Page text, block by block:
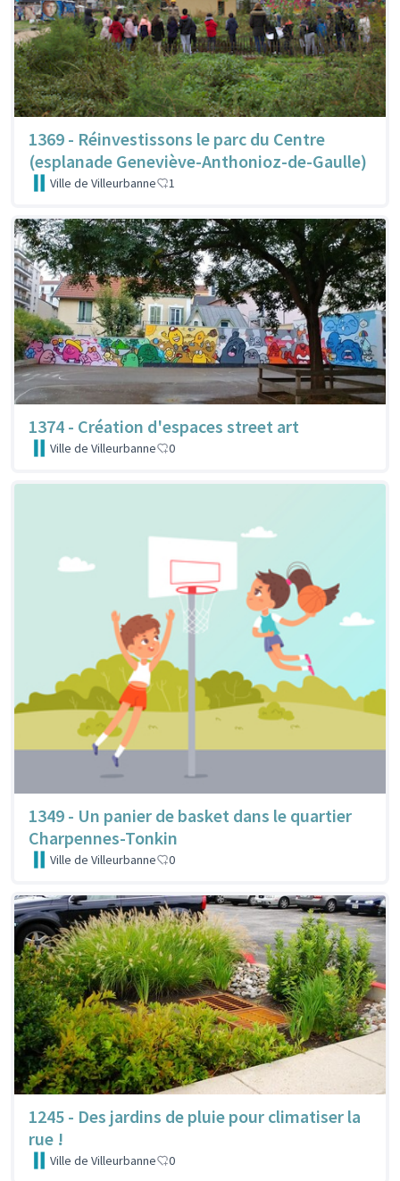
1369 - Réinvestissons le parc du Centre
(esplanade Geneviève-Anthonioz-de-Gaulle)
Ville de Villeurbanne 1
1374 - Création d'espaces street art
Ville de Villeurbanne 0
1349 - Un panier de basket dans le quartier
Charpennes-Tonkin
Ville de Villeurbanne 0
1245 - Des jardins de pluie pour climatiser la
rue !
Ville de Villeurbanne 0